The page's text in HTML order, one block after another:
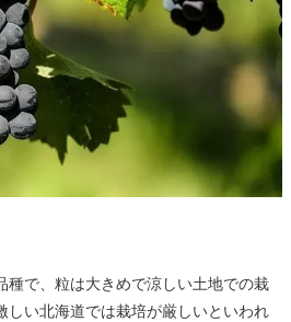
種で、粒は大きめで涼しい土地での栽
しい北海道では栽培が厳しいといわれ